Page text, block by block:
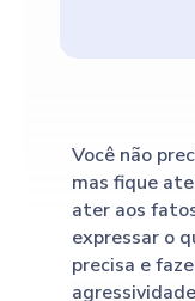
Você não
mas fique
ater aos
expressar o
precisa e